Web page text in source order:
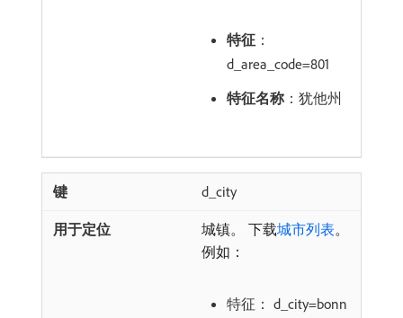
特征 ：
d_area_code=801
特征名称 ：犹他州
d_city
城镇。 下载城市列表。
例如：
特征： d_city=bonn